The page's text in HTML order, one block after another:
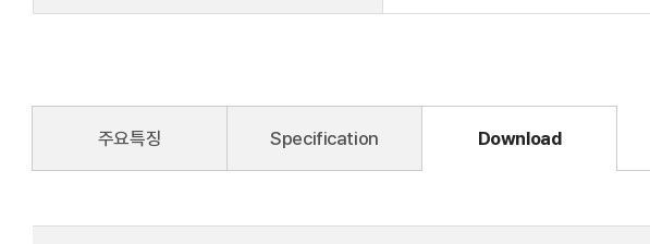
주요특징 Specification Download